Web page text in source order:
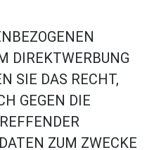
DIREKTWERBUNG
SIE DAS RECHT,
GEGEN DIE
ZUM ZWECKE